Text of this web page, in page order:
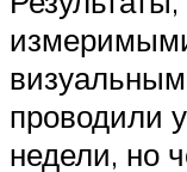
проводили
недели, но